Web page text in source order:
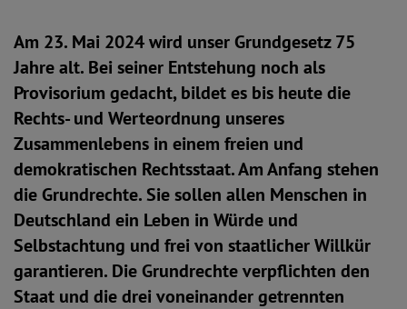
Am 23. Mai 2024 wird unser Grundgesetz 75
Jahre alt. Bei seiner Entstehung noch als
Provisorium gedacht, bildet es bis heute die
Rechts- und Werteordnung unseres
Zusammenlebens in einem freien und
demokratischen Rechtsstaat. Am Anfang stehen
die Grundrechte. Sie sollen allen Menschen in
Deutschland ein Leben in Würde und
Selbstachtung und frei von staatlicher Willkür
garantieren. Die Grundrechte verpflichten den
Staat und die drei voneinander getrennten